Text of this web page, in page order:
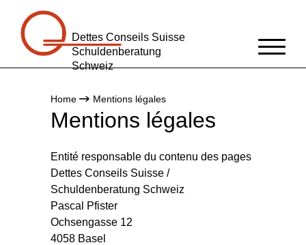
Dettes Conseils Suisse
Schuldenberatung
Schweiz
Positions
Médias
Blog
Qui sommes-nous?
DE/FR
Home Mentions légales
Mentions légales
Entité responsable du contenu des pages
Dettes Conseils Suisse /
Schuldenberatung Schweiz
Pascal Pfister
Ochsengasse 12
4058 Basel